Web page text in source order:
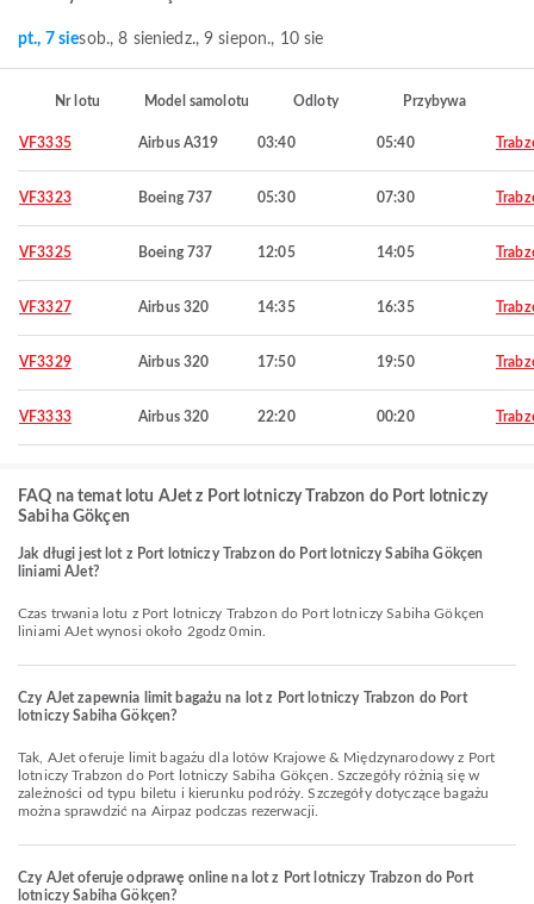
pt., 7 siesob., 8 sieniedz., 9 siepon., 10 sie
Nr lotu Model samolotu Odloty Przybywa
VF3335 Airbus A319 03:40 05:40
VF3323 Boeing 737 05:30 07:30
VF3325 Boeing 737 12:05 14:05
VF3327 Airbus 320 14:35 16:35
VF3329 Airbus 320 17:50 19:50
VF3333 Airbus 320 22:20 00:20
FAQ na temat lotu AJet z Port lotniczy Trabzon do Port lotniczy
Sabiha Gökçen
Jak długi jest lot z Port lotniczy Trabzon do Port lotniczy Sabiha Gökçen
liniami AJet?
Czas trwania lotu z Port lotniczy Trabzon do Port lotniczy Sabiha Gökçen
liniami AJet wynosi około 2godz 0min.
Czy AJet zapewnia limit bagażu na lot z Port lotniczy Trabzon do Port
lotniczy Sabiha Gökçen?
Tak, AJet oferuje limit bagażu dla lotów Krajowe & Międzynarodowy z Port
lotniczy Trabzon do Port lotniczy Sabiha Gökçen. Szczegóły różnią się w
zależności od typu biletu i kierunku podróży. Szczegóły dotyczące bagażu
można sprawdzić na Airpaz podczas rezerwacji.
Czy AJet oferuje odprawę online na lot z Port lotniczy Trabzon do Port
lotniczy Sabiha Gökçen?